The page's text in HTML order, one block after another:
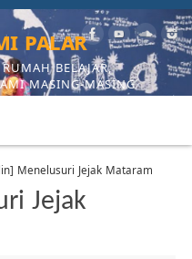
palar
BELAJAR,
MASING-MASING
Menelusuri Jejak Mataram
Jejak